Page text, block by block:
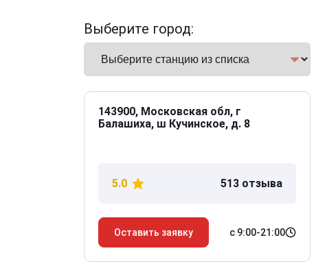
Выберите город:
143900, Московская обл, г
Балашиха, ш Кучинское, д. 8
5.0 513 отзыва
Оставить заявку с 9:00-21:00